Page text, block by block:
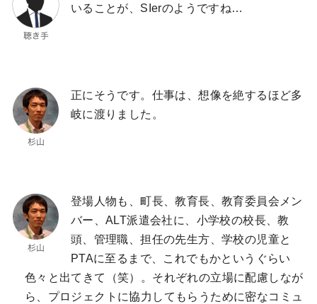
いることが、SIerのようですね…
正にそうです。仕事は、想像を絶するほど多
岐に渡りました。
登場人物も、町長、教育長、教育委員会メン
バー、ALT派遣会社に、小学校の校長、教
頭、管理職、担任の先生方、学校の児童と
PTAに至るまで、これでもかというぐらい
色々と出てきて（笑）。それぞれの立場に配慮しなが
ら、プロジェクトに協力してもらうために密なコミュ